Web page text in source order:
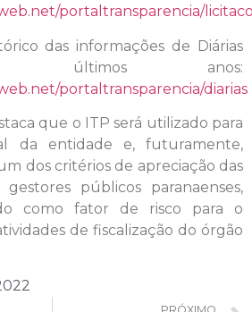
portaltransparencia/
das informações de Diárias
últimos anos:
portaltransparencia/diarias
que o ITP será utilizado para
da entidade e, futuramente,
dos critérios de apreciação das
públicos paranaenses,
como fator de risco para o
de fiscalização do órgão